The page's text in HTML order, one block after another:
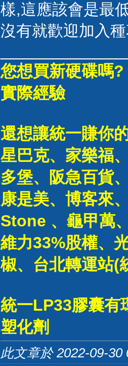
樣,這應該會是最
沒有就歡迎加入
您想買新硬碟嗎
實際經驗
還想讓統一賺你
星巴克、家樂福
多堡、阪急百貨
康是美、博客來
Stone 、龜甲萬
維力33%股權、
椒、台北轉運站(
統一LP33膠囊有
塑化劑
此文章於 2022-09-30